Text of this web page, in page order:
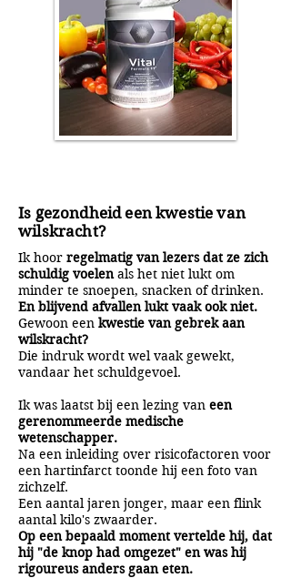
Is gezondheid een kwestie van
wilskracht?
Ik hoor regelmatig van lezers dat ze zich
schuldig voelenals het niet lukt om
minder te snoepen, snacken of drinken.
En blijvend afvallen lukt vaak ook niet.
Gewoon een kwestie van gebrek aan
wilskracht?
Die indruk wordt wel vaak gewekt,
vandaar het schuldgevoel.
Ik was laatst bij een lezing van een
gerenommeerde medische
wetenschapper.
Na een inleiding over risicofactoren voor
een hartinfarct toonde hij een foto van
zichzelf.
Een aantal jaren jonger, maar een flink
aantal kilo's zwaarder.
Op een bepaald moment vertelde hij, dat
hij "de knop had omgezet" en was hij
rigoureus anders gaan eten.